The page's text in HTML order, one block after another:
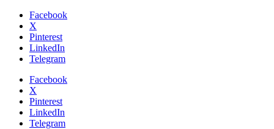
Facebook
X
Pinterest
LinkedIn
Telegram
Facebook
X
Pinterest
LinkedIn
Telegram